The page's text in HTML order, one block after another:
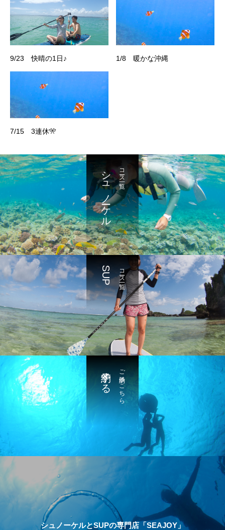
9/23 快晴の1日♪ 1/8 暖かな沖縄
7/15 3連休🎌
コース一覧
シュノーケル
コース一覧
SUP
ご予約はこちら
予約する
シュノーケルとSUPの専門店「SEAJOY」